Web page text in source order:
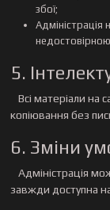
збої;
Адміністрація
5.
Всі матеріали на
копіювання без
6. Зміни
Адміністрація
завжди доступна на